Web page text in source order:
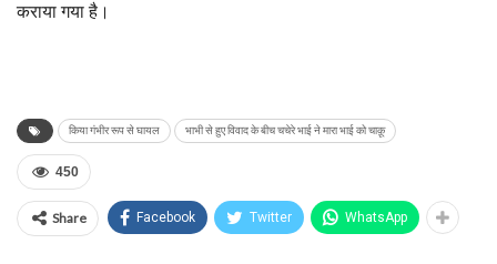
कराया गया है।
किया गंभीर रूप से घायल भाभी से हुए विवाद के बीच चचेरे भाई ने मारा भाई को चाक़ू
450
Share Facebook Twitter WhatsApp